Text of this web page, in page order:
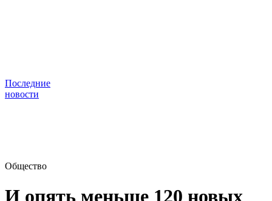
Последние
новости
Общество
И опять меньше 120 новых